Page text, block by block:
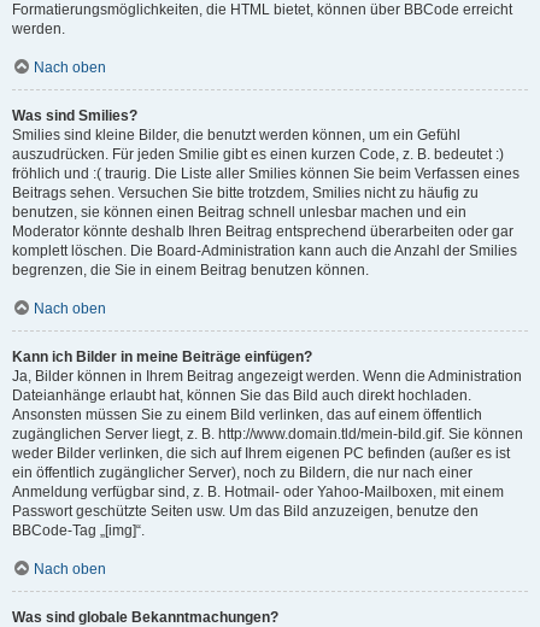
Formatierungsmöglichkeiten, die HTML bietet, können über BBCode erreicht
werden.
Nach oben
Was sind Smilies?
Smilies sind kleine Bilder, die benutzt werden können, um ein Gefühl
auszudrücken. Für jeden Smilie gibt es einen kurzen Code, z. B. bedeutet :)
fröhlich und :( traurig. Die Liste aller Smilies können Sie beim Verfassen eines
Beitrags sehen. Versuchen Sie bitte trotzdem, Smilies nicht zu häufig zu
benutzen, sie können einen Beitrag schnell unlesbar machen und ein
Moderator könnte deshalb Ihren Beitrag entsprechend überarbeiten oder gar
komplett löschen. Die Board-Administration kann auch die Anzahl der Smilies
begrenzen, die Sie in einem Beitrag benutzen können.
Nach oben
Kann ich Bilder in meine Beiträge einfügen?
Ja, Bilder können in Ihrem Beitrag angezeigt werden. Wenn die Administration
Dateianhänge erlaubt hat, können Sie das Bild auch direkt hochladen.
Ansonsten müssen Sie zu einem Bild verlinken, das auf einem öffentlich
zugänglichen Server liegt, z. B. http://www.domain.tld/mein-bild.gif. Sie können
weder Bilder verlinken, die sich auf Ihrem eigenen PC befinden (außer es ist
ein öffentlich zugänglicher Server), noch zu Bildern, die nur nach einer
Anmeldung verfügbar sind, z. B. Hotmail- oder Yahoo-Mailboxen, mit einem
Passwort geschützte Seiten usw. Um das Bild anzuzeigen, benutze den
BBCode-Tag „[img]“.
Nach oben
Was sind globale Bekanntmachungen?